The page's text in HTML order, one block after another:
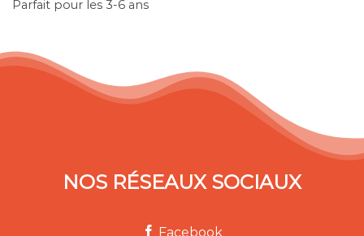
Parfait pour les 3-6 ans
NOS RÉSEAUX SOCIAUX
Facebook